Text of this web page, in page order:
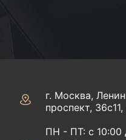
г. Москва,
проспект,
ПН - ПТ: с 10:00